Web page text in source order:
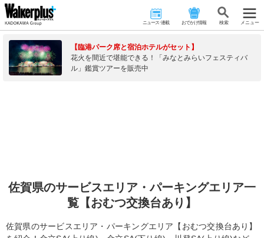
ニュース･連載 おでかけ情報 検 索 メニュー
【臨港パーク席と宿泊ホテルがセット】
花火を間近で堪能できる！「みなとみらいフェスティバ
ル」鑑賞ツアーを販売中
佐賀県のサービスエリア・パーキングエリア一
覧【おむつ交換台あり】
佐賀県のサービスエリア・パーキングエリア【おむつ交換台あり】